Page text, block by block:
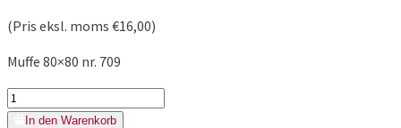
(Pris eksl. moms €16,00)
Muffe 80×80 nr. 709
Muffe
nr. In den Warenkorb